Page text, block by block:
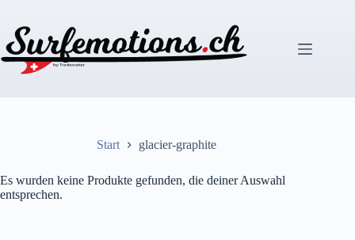
springen
Start glacier-graphite
Es wurden keine Produkte gefunden, die deiner Auswahl
entsprechen.